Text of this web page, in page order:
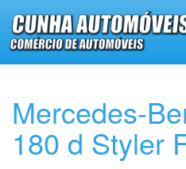
Mercedes-
180 d Styler